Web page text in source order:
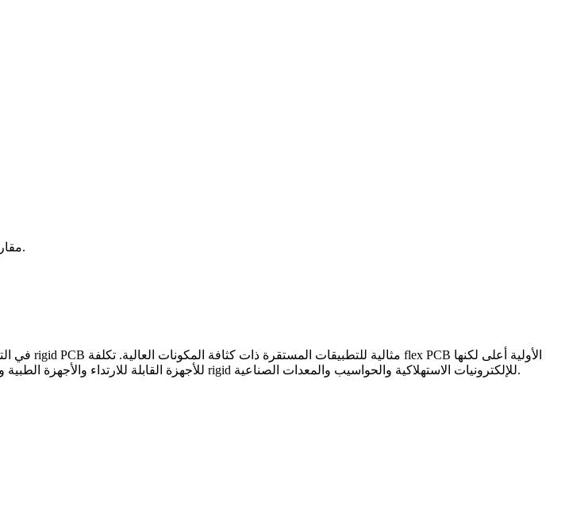
مقارنة شاملة لمساعدتك في الاختيار بين لوحات الدوائر المطبوعة المرنة والصلبة لتصميمك الإلكتروني.
يمكن أن تقلل تكلفة التجميع الإجمالية عن طريق إلغاء الموصلات والكابلات. اختر flex للأجهزة القابلة للارتداء والأجهزة الطبية والفضاء؛ اختر rigid للإلكترونيات الاستهلاكية والحواسيب والمعدات الصناعية.